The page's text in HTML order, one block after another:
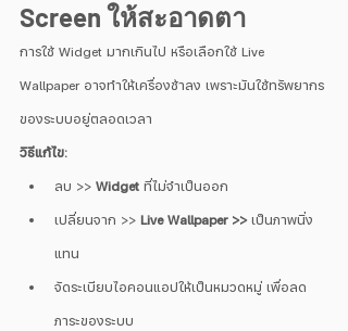
Screen ให้สะอาดตา
การใช้ Widget มากเกินไป หรือเลือกใช้ Live
Wallpaper อาจทำให้เครื่องช้าลง เพราะมันใช้ทรัพยากร
ของระบบอยู่ตลอดเวลา
วิธีแก้ไข:
ลบ >> Widget ที่ไม่จำเป็นออก
เปลี่ยนจาก >> Live Wallpaper >> เป็นภาพนิ่ง
แทน
จัดระเบียบไอคอนแอปให้เป็นหมวดหมู่ เพื่อลด
ภาระของระบบ